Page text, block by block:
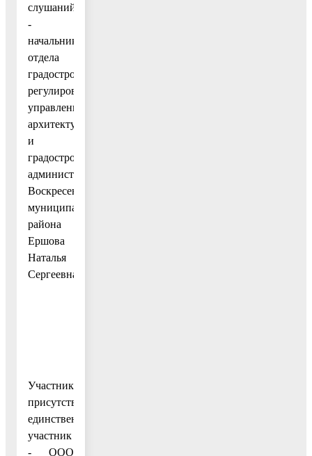
слушаний
-
начальник
отдела
градостроительного
регулирования
управления
архитектуры
и
градостроительства
администрации
Воскресенского
муниципального
района
Ершова
Наталья
Сергеевна.
Участники:
присутствует
единственный
участник
- ООО